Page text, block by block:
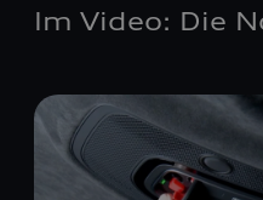
Im Video: Die